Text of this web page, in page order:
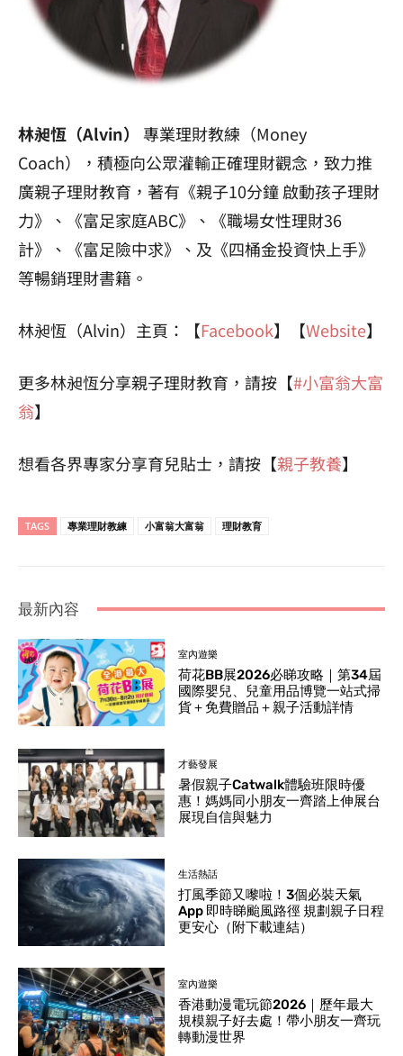
林昶恆（Alvin）
專業理財教練（Money
Coach），積極向公眾灌輸正確理財觀念，致力推
廣親子理財教育，著有《親子10分鐘 啟動孩子理財
力》、《富足家庭ABC》、《職場女性理財36
計》、《富足險中求》、及《四桶金投資快上手》
等暢銷理財書籍。
林昶恆（Alvin）主頁：【Facebook】【Website】
更多林昶恆分享親子理財教育，請按【#小富翁大富
翁】
想看各界專家分享育兒貼士，請按【親子教養】
TAGS 專業理財教練 小富翁大富翁 理財教育
最新內容
室內遊樂
荷花BB展2026必睇攻略｜第34屆
國際嬰兒、兒童用品博覽一站式掃
貨＋免費贈品＋親子活動詳情
才藝發展
暑假親子Catwalk體驗班限時優
惠！媽媽同小朋友一齊踏上伸展台
展現自信與魅力
生活熱話
打風季節又嚟啦！3個必裝天氣
App 即時睇颱風路徑 規劃親子日程
更安心（附下載連結）
室內遊樂
香港動漫電玩節2026｜歷年最大
規模親子好去處！帶小朋友一齊玩
轉動漫世界